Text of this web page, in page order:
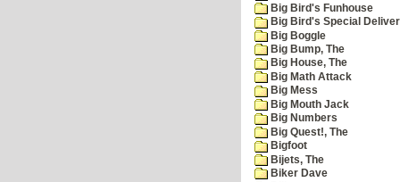
Big Bird's Funhouse
Big Bird's Special
Big Boggle
Big Bump, The
Big House, The
Big Math Attack
Big Mess
Big Mouth Jack
Big Numbers
Big Quest!, The
Bigfoot
Bijets, The
Biker Dave